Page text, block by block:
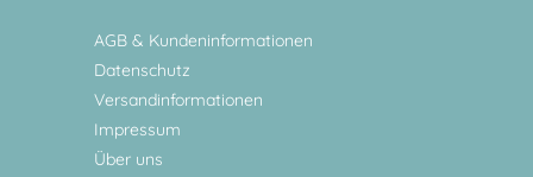
AGB & Kundeninformationen
Datenschutz
Versandinformationen
Impressum
Über uns